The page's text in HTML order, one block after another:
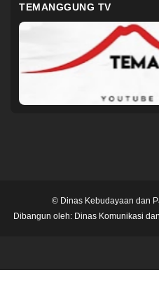
TEMANGGUNG TV
© Dinas Kebudayaan dan
Dibangun oleh: Dinas Komunikasi